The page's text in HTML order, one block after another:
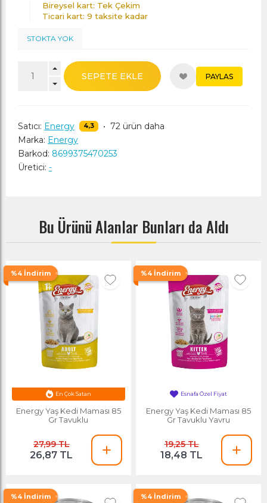
Bireysel kart: Tek Çekim
Ticari kart: 9 taksite kadar
STOKTA YOK
SEPETE EKLE PAYLAS
Satıcı: Energy 4,3 • 72 ürün daha
Marka: Energy
Barkod: 8699375470253
Üretici: -
Bu Ürünü Alanlar Bunları da Aldı
%4 İndirim
En Çok Satan
Energy Yaş Kedi Maması 85
Gr Tavuklu
27,99 TL
26,87 TL
%4 İndirim
Esnafa Özel Fiyat
Energy Yaş Kedi Maması 85
Gr Tavuklu Yavru
19,25 TL
18,48 TL
%4 İndirim %4 İndirim